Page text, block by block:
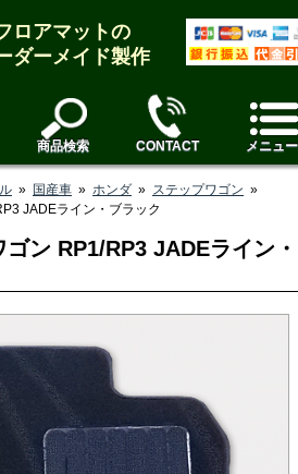
ロアマットの
ダーメイド製作
商品検索 CONTACT メニュー
» 国産車 » ホンダ » ステップワゴン »
JADEライン・ブラック
ン RP1/RP3 JADEライン・